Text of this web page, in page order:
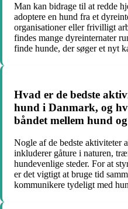
Man kan bidrage til at redde
adoptere en hund fra et
organisationer eller frivilligt
findes mange dyreinternater
finde hunde, der søger et nyt
Hvad er de bedste
hund i Danmark, og
båndet mellem hund
Nogle af de bedste aktiviteter
inkluderer gåture i naturen,
hundevenlige steder. For at
er det vigtigt at bruge tid
kommunikere tydeligt med